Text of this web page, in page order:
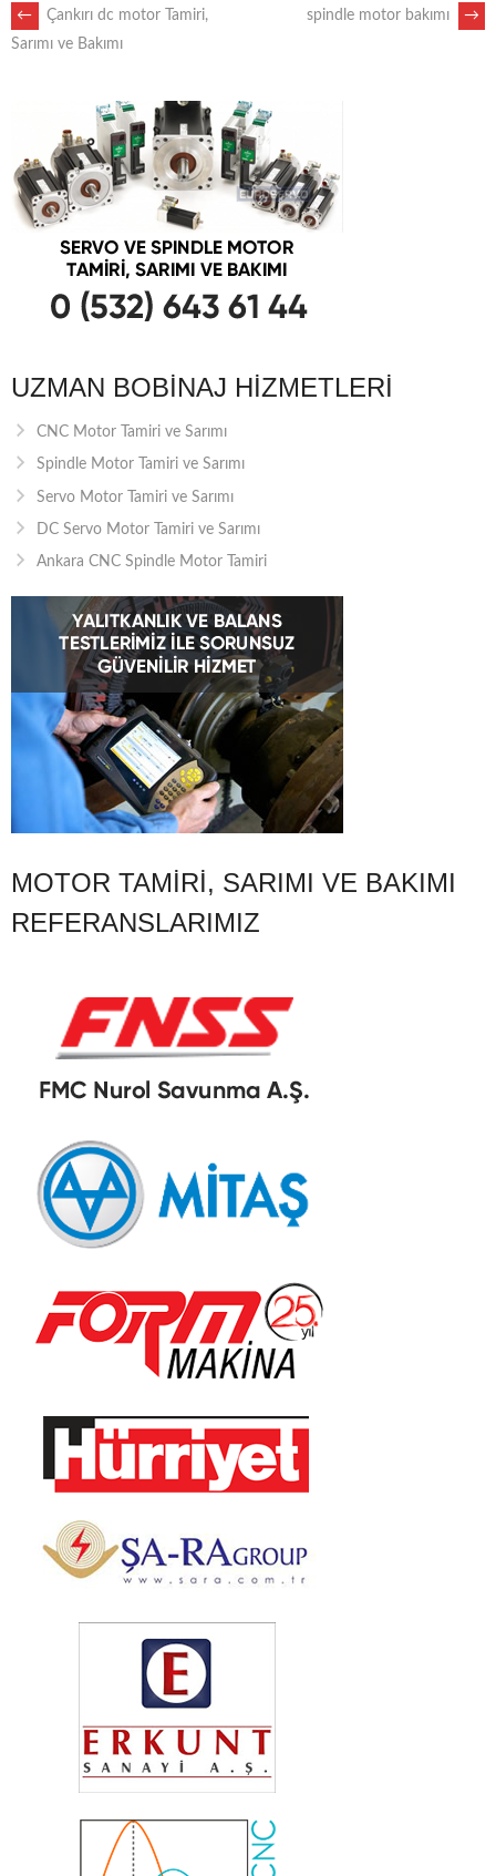
POST
NAVIGATION
←
Çankırı dc motor Tamiri,
Sarımı ve Bakımı
spindle motor bakımı →
UZMAN BOBINAJ HIZMETLERI
CNC Motor Tamiri ve Sarımı
Spindle Motor Tamiri ve Sarımı
Servo Motor Tamiri ve Sarımı
DC Servo Motor Tamiri ve Sarımı
Ankara CNC Spindle Motor Tamiri
MOTOR TAMIRI, SARIMI VE BAKIMI
REFERANSLARIMIZ